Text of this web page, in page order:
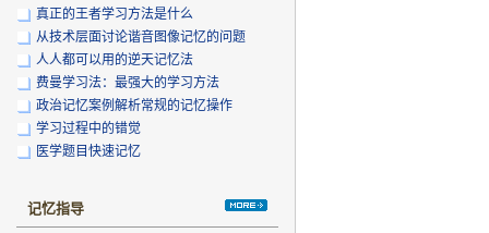
真正的王者学习方法是什么
从技术层面讨论谐音图像记忆的问题
人人都可以用的逆天记忆法
费曼学习法：最强大的学习方法
政治记忆案例解析常规的记忆操作
学习过程中的错觉
医学题目快速记忆
记忆指导